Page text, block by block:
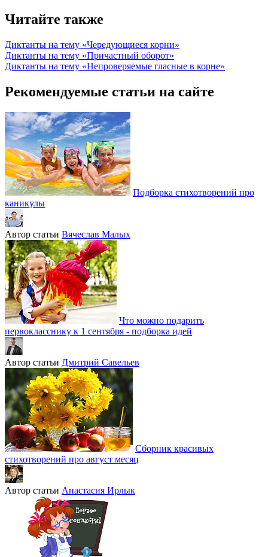
Читайте также
Диктанты на тему «Чередующиеся корни»
Диктанты на тему «Причастный оборот»
Диктанты на тему «Непроверяемые гласные в корне»
Рекомендуемые статьи на сайте
Подборка стихотворений про
каникулы
Автор статьи Вячеслав Малых
Что можно подарить
первокласснику к 1 сентября - подборка идей
Автор статьи Дмитрий Савельев
Сборник красивых
стихотворений про август месяц
Автор статьи Анастасия Ирлык